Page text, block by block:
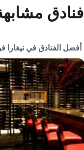
فنادق
أفضل الفنادق في نيغارا